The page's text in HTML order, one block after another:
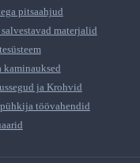
pitsaahjud
materjalid
kaminauksed
ja Krohvid
töövahendid